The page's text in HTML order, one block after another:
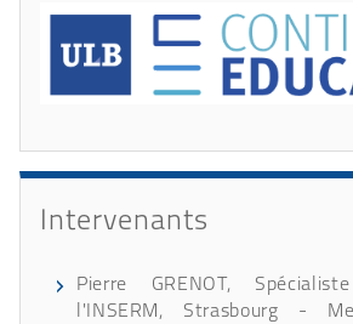
Intervenants
Pierre GRENOT,
l'INSERM, Strasbourg -